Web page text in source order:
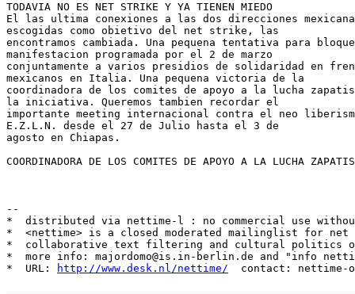
TODAVIA NO ES NET STRIKE Y YA TIENEN MIEDO
El las ultima conexiones a las dos direcciones
escogidas como obietivo del net strike, las
encontramos cambiada. Una pequena tentativa para
manifestacion programada por el 2 de marzo
conjuntamente a varios presidios de solidaridad en
mexicanos en Italia. Una pequena victoria de la
coordinadora de los comites de apoyo a la lucha
la iniciativa. Queremos tambien recordar el
importante meeting internacional contra el neo
E.Z.L.N. desde el 27 de Julio hasta el 3 de
agosto en Chiapas.
COORDINADORA DE LOS COMITES DE APOYO A LA LUCHA
--
*  distributed via nettime-l : no commercial use
*  <nettime> is a closed moderated mailinglist for
*  collaborative text filtering and cultural politics
*  more info: majordomo@is.in-berlin.de and "info
*  URL:
http://www.desk.nl/nettime/
contact: nettime-